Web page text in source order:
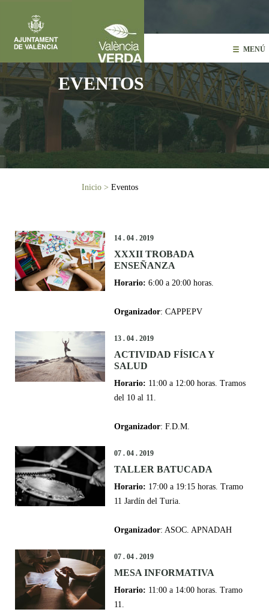
MENÚ
EVENTOS
Usted está aquíInicio > Eventos
14 . 04 . 2019
XXXII TROBADA
ENSEÑANZA
Horario: 6:00 a 20:00 horas.
Organizador: CAPPEPV
13 . 04 . 2019
ACTIVIDAD FÍSICA Y
SALUD
Horario: 11:00 a 12:00 horas. Tramos
del 10 al 11.
Organizador: F.D.M.
07 . 04 . 2019
TALLER BATUCADA
Horario: 17:00 a 19:15 horas. Tramo
11 Jardín del Turia.
Organizador: ASOC. APNADAH
07 . 04 . 2019
MESA INFORMATIVA
Horario: 11:00 a 14:00 horas. Tramo
11.